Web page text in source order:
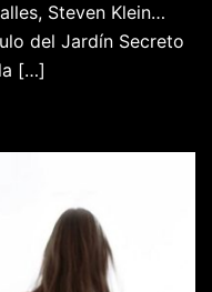
Steven Klein…
del Jardín Secreto
[…]